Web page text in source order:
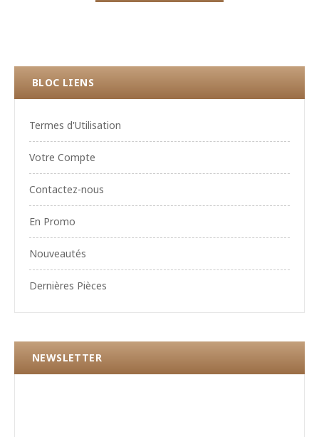
BLOC LIENS
Termes d'Utilisation
Votre Compte
Contactez-nous
En Promo
Nouveautés
Dernières Pièces
NEWSLETTER